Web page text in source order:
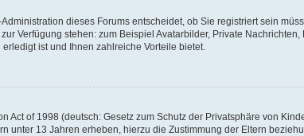
dieses Forums entscheidet, ob Sie registriert sein
Verfügung stehen: zum Beispiel Avatarbilder, Private
ist und Ihnen zahlreiche Vorteile bietet.
Act of 1998 (deutsch: Gesetz zum Schutz der Privatsphäre von
unter 13 Jahren erheben, hierzu die Zustimmung der Eltern